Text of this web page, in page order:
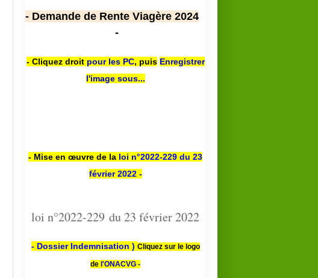
- Demande de Rente Viagère 2024
-
- Cliquez droit pour les PC, puis Enregistrer
l'image sous...
- Mise en œuvre de la loi n°2022-229 du 23
février 2022 -
loi n°2022-229 du 23 février 2022
- Dossier Indemnisation ) Cliquez sur le logo
de l'ONACVG -